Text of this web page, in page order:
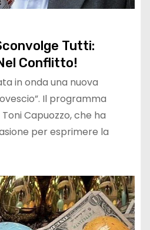
Tutti:
Conflitto!
in onda una nuova
Il programma
Capuozzo, che ha
per esprimere la